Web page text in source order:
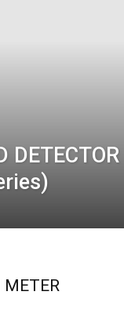
DETECTOR
METER